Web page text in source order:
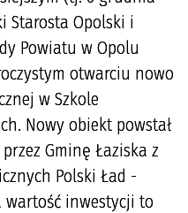
Starosta Opolski i
Powiatu w Opolu
otwarciu nowo
w Szkole
Nowy obiekt powstał
Gminę Łaziska z
Polski Ład -
wartość inwestycji to